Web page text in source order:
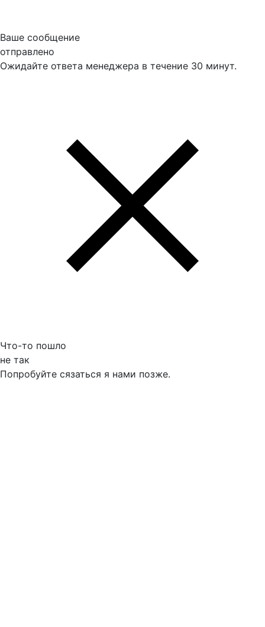
Ваше сообщение
отправлено
Ожидайте ответа менеджера в течение 30 минут.
Что-то пошло
не так
Попробуйте сязаться я нами позже.